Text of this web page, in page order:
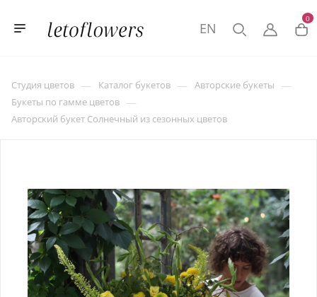
0
EN
Студия цветов — Каталог букетов — Авторские букеты —
Букеты по гамме цветов —
Авторский букет Солнечный из сезонных цветов